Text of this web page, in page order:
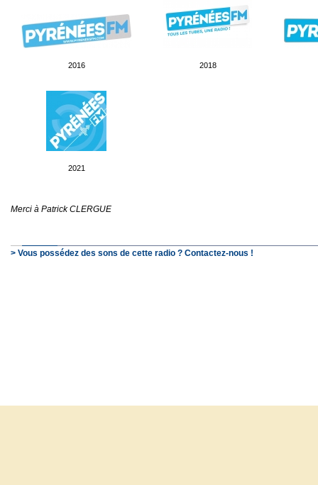
2016 2018
2021
Merci à Patrick CLERGUE
> Vous possédez des sons de cette radio ? Contactez-nous !